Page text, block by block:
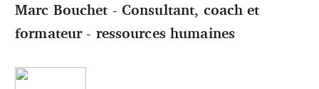
Marc Bouchet - Consultant, coach et
formateur - ressources humaines